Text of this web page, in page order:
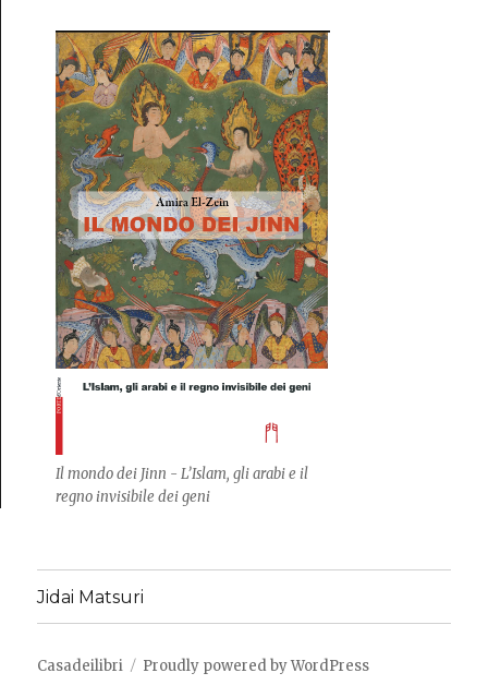
Il mondo dei Jinn - L’Islam, gli arabi e il
regno invisibile dei geni
Jidai Matsuri
Casadeilibri Proudly powered by WordPress